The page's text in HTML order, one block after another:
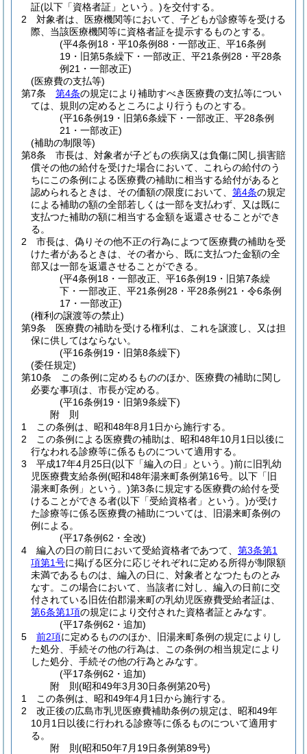
証(以下「資格者証」という。)を交付する。
2
対象者は、医療機関等において、子どもが診療等を受ける
際、当該医療機関等に資格者証を提示するものとする。
(平4条例18・平10条例88・一部改正、平16条例
19・旧第5条繰下・一部改正、平21条例28・平28条
例21・一部改正)
(医療費の支払等)
第7条
第4条の規定により補助すべき医療費の支払等につい
ては、規則の定めるところにより行うものとする。
(平16条例19・旧第6条繰下・一部改正、平28条例
21・一部改正)
(補助の制限等)
第8条
市長は、対象者が子どもの疾病又は負傷に関し損害賠
償その他の給付を受けた場合において、これらの給付のう
ちにこの条例による医療費の補助に相当する給付があると
認められるときは、その価額の限度において、 第4条の規定
による補助の額の全部若しくは一部を支払わず、又は既に
支払つた補助の額に相当する金額を返還させることができ
る。
2
市長は、偽りその他不正の行為によつて医療費の補助を受
けた者があるときは、その者から、既に支払つた金額の全
部又は一部を返還させることができる。
(平4条例18・一部改正、平16条例19・旧第7条繰
下・一部改正、平21条例28・平28条例21・令6条例
17・一部改正)
(権利の譲渡等の禁止)
第9条
医療費の補助を受ける権利は、これを譲渡し、又は担
保に供してはならない。
(平16条例19・旧第8条繰下)
(委任規定)
第10条
この条例に定めるもののほか、医療費の補助に関し
必要な事項は、市長が定める。
(平16条例19・旧第9条繰下)
附 則
1
この条例は、昭和48年8月1日から施行する。
2
この条例による医療費の補助は、昭和48年10月1日以後に
行なわれる診療等に係るものについて適用する。
3
平成17年4月25日(以下「編入の日」という。)前に旧乳幼
児医療費支給条例(昭和48年湯来町条例第16号。以下「旧
湯来町条例」という。)第3条に規定する医療費の給付を受
けることができる者(以下「受給資格者」という。)が受け
た診療等に係る医療費の補助については、旧湯来町条例の
例による。
(平17条例62・全改)
4
編入の日の前日において受給資格者であつて、 第3条第1
項第1号に掲げる区分に応じそれぞれに定める所得が制限額
未満であるものは、編入の日に、対象者となつたものとみ
なす。
この場合において、当該者に対し、編入の日前に交
付されている旧佐伯郡湯来町の乳幼児医療費受給者証は、
第6条第1項の規定により交付された資格者証とみなす。
(平17条例62・追加)
5
前2項に定めるもののほか、旧湯来町条例の規定によりし
た処分、手続その他の行為は、この条例の相当規定により
した処分、手続その他の行為とみなす。
(平17条例62・追加)
附 則(昭和49年3月30日条例第20号)
1
この条例は、昭和49年4月1日から施行する。
2
改正後の広島市乳児医療費補助条例の規定は、昭和49年
10月1日以後に行われる診療等に係るものについて適用す
る。
附 則(昭和50年7月19日条例第89号)